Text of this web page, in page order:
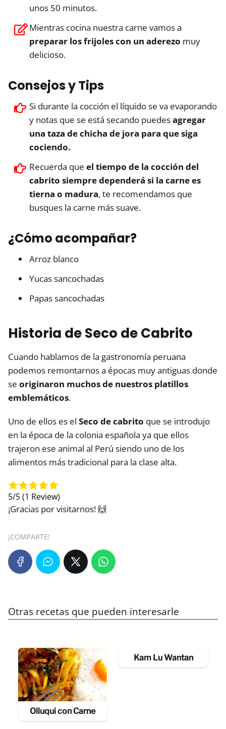
unos 50 minutos.
Mientras cocina nuestra carne vamos a
preparar los frijoles con un aderezo muy
delicioso.
Consejos y Tips
Si durante la cocción el líquido se va evaporando
y notas que se está secando puedesagregar
una taza de chicha de jora para que siga
cociendo.
Recuerda que el tiempo de la cocción del
cabrito siempre dependerá si la carne es
tierna o madura, te recomendamos que
busques la carne más suave.
¿Cómo acompañar?
Arroz blanco
Yucas sancochadas
Papas sancochadas
Historia de Seco de Cabrito
Cuando hablamos de la gastronomía peruana
podemos remontarnos a épocas muy antiguas donde
se originaron muchos de nuestros platillos
emblemáticos.
Uno de ellos es el Seco de cabrito que se introdujo
en la época de la colonia española ya que ellos
trajeron ese animal al Perú siendo uno de los
alimentos más tradicional para la clase alta.
5/5(1 Review)
¡Gracias por visitarnos! 🙌
¡COMPARTE!
Otras recetas que pueden interesarle
Olluqui con Carne
Kam Lu Wantan